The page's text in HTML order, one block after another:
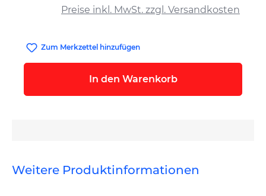
Preise inkl. MwSt. zzgl. Versandkosten
Zum Merkzettel hinzufügen
In den Warenkorb
Weitere Produktinformationen